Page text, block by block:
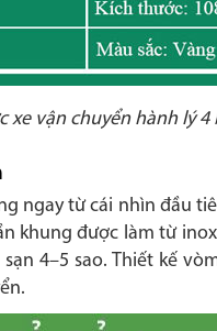
xe vận chuyển hành lý 4
ngay từ cái nhìn đầu
khung được làm từ
4–5 sao. Thiết kế